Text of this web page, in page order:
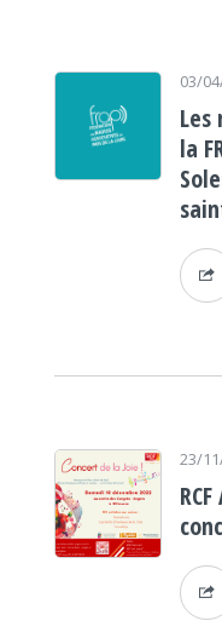
03/
Les
la
23/